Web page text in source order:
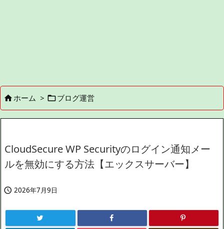
ホーム > ブログ運営
CloudSecure WP Securityのログイン通知メー
ルを無効にする方法【エックスサーバー】
 2026年7月9日